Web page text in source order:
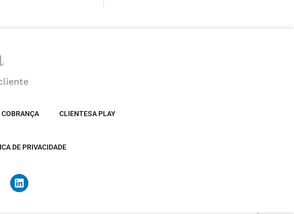
COBRANÇA CLIENTESA PLAY
DE PRIVACIDADE
L
i